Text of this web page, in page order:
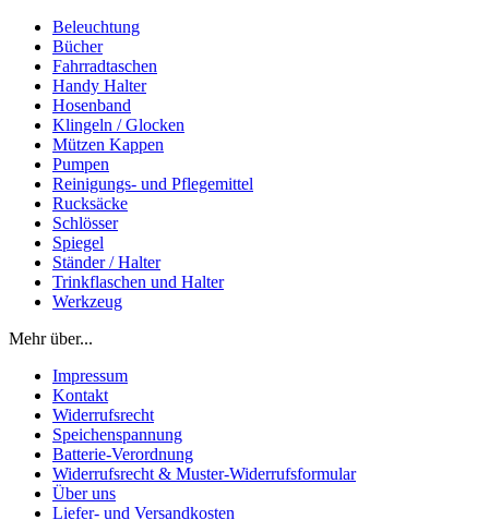
Beleuchtung
Bücher
Fahrradtaschen
Handy Halter
Hosenband
Klingeln / Glocken
Mützen Kappen
Pumpen
Reinigungs- und Pflegemittel
Rucksäcke
Schlösser
Spiegel
Ständer / Halter
Trinkflaschen und Halter
Werkzeug
Mehr über...
Impressum
Kontakt
Widerrufsrecht
Speichenspannung
Batterie-Verordnung
Widerrufsrecht & Muster-Widerrufsformular
Über uns
Liefer- und Versandkosten